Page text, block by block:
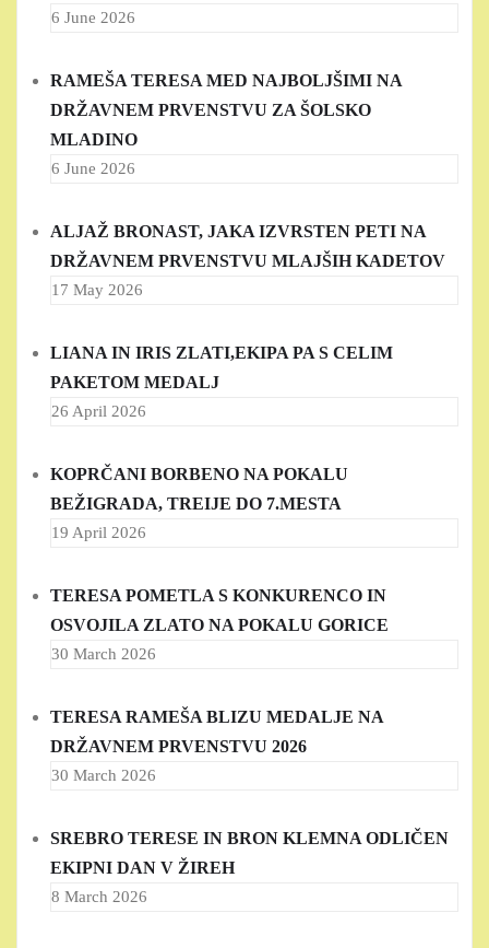
6 June 2026
RAMEŠA TERESA MED NAJBOLJŠIMI NA
DRŽAVNEM PRVENSTVU ZA ŠOLSKO
MLADINO
6 June 2026
ALJAŽ BRONAST, JAKA IZVRSTEN PETI NA
DRŽAVNEM PRVENSTVU MLAJŠIH KADETOV
17 May 2026
LIANA IN IRIS ZLATI,EKIPA PA S CELIM
PAKETOM MEDALJ
26 April 2026
KOPRČANI BORBENO NA POKALU
BEŽIGRADA, TREIJE DO 7.MESTA
19 April 2026
TERESA POMETLA S KONKURENCO IN
OSVOJILA ZLATO NA POKALU GORICE
30 March 2026
TERESA RAMEŠA BLIZU MEDALJE NA
DRŽAVNEM PRVENSTVU 2026
30 March 2026
SREBRO TERESE IN BRON KLEMNA ODLIČEN
EKIPNI DAN V ŽIREH
8 March 2026